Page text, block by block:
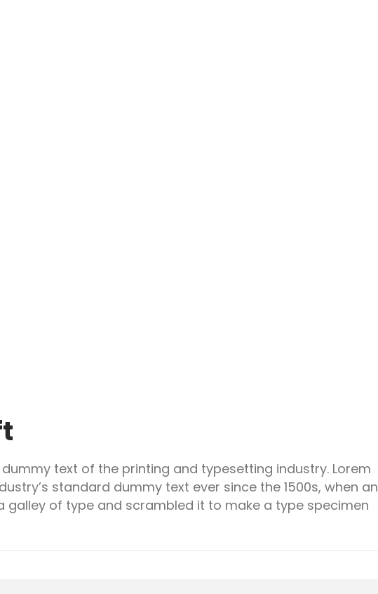
text of the printing and typesetting industry. Lorem
standard dummy text ever since the 1500s, when an
galley of type and scrambled it to make a type specimen